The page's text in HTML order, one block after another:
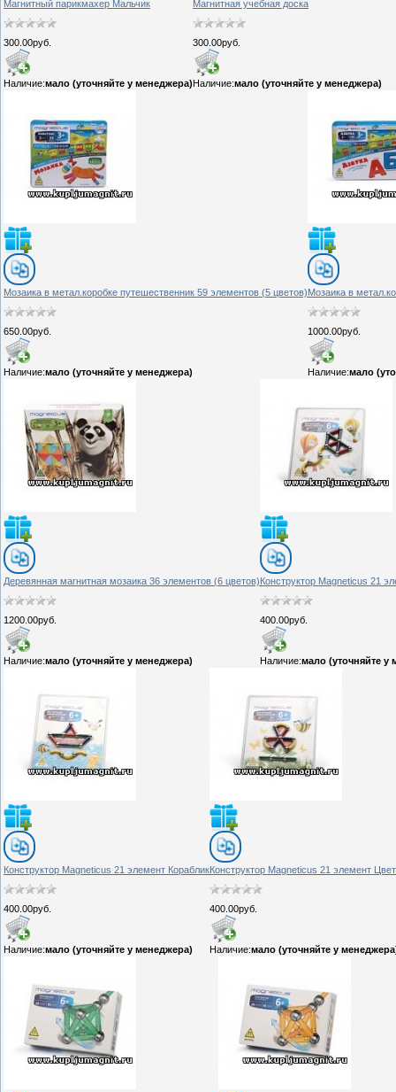
Магнитный парикмахер Мальчик
300.00руб.
Наличие:мало (уточняйте у менеджера)
Магнитная учебная доска
300.00руб.
Наличие:мало (уточняйте у менеджера)
Мозаика в метал.коробке путешественник 59 элементов (5 цветов)
650.00руб.
Наличие:мало (уточняйте у менеджера)
Мозаика в
1000.00руб.
Наличие:мало
Деревянная магнитная мозаика 36 элементов (6 цветов)
1200.00руб.
Наличие:мало (уточняйте у менеджера)
Конструктор Magneticus 21
400.00руб.
Наличие:мало (уточняйте у
Конструктор Magneticus 21 элемент Кораблик
400.00руб.
Наличие:мало (уточняйте у менеджера)
Конструктор Magneticus 21 элемент
400.00руб.
Наличие:мало (уточняйте у